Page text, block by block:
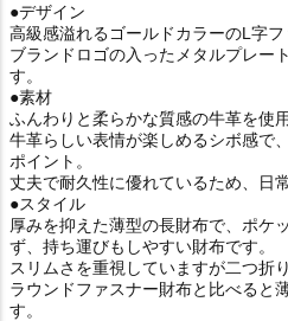
●デザイン
高級感溢れるゴールドカラーのL字フ
ブランドロゴの入ったメタルプレー
す。
●素材
ふんわりと柔らかな質感の牛革を使
牛革らしい表情が楽しめるシボ感で
ポイント。
丈夫で耐久性に優れているため、日
●スタイル
厚みを抑えた薄型の長財布で、ポケ
ず、持ち運びもしやすい財布です。
スリムさを重視していますが二つ折
ラウンドファスナー財布と比べると
す。